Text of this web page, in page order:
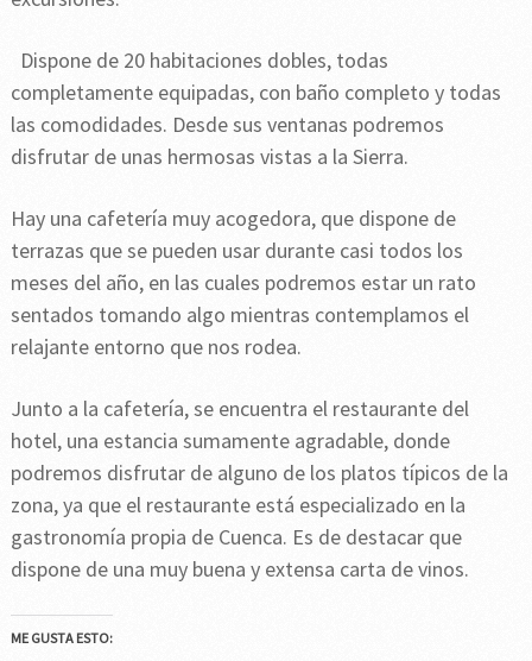
Dispone de 20 habitaciones dobles, todas
completamente equipadas, con baño completo y todas
las comodidades. Desde sus ventanas podremos
disfrutar de unas hermosas vistas a la Sierra.
Hay una cafetería muy acogedora, que dispone de
terrazas que se pueden usar durante casi todos los
meses del año, en las cuales podremos estar un rato
sentados tomando algo mientras contemplamos el
relajante entorno que nos rodea.
Junto a la cafetería, se encuentra el restaurante del
hotel, una estancia sumamente agradable, donde
podremos disfrutar de alguno de los platos típicos de la
zona, ya que el restaurante está especializado en la
gastronomía propia de Cuenca. Es de destacar que
dispone de una muy buena y extensa carta de vinos.
ME GUSTA ESTO: